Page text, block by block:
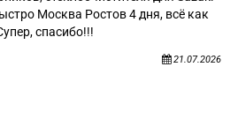
Москва Ростов 4 дня, всё как
спасибо!!!
21.07.2026